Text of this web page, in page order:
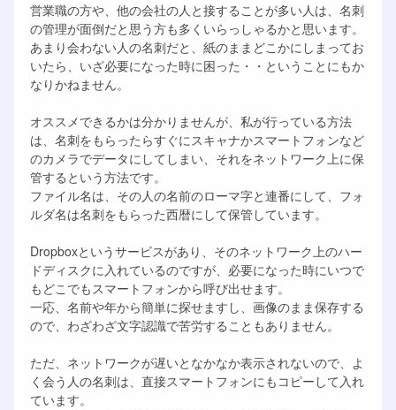
営業職の方や、他の会社の人と接することが多い人は、名刺
の管理が面倒だと思う方も多くいらっしゃるかと思います。
あまり会わない人の名刺だと、紙のままどこかにしまってお
いたら、いざ必要になった時に困った・・ということにもか
なりかねません。
オススメできるかは分かりませんが、私が行っている方法
は、名刺をもらったらすぐにスキャナかスマートフォンなど
のカメラでデータにしてしまい、それをネットワーク上に保
管するという方法です。
ファイル名は、その人の名前のローマ字と連番にして、フォ
ルダ名は名刺をもらった西暦にして保管しています。
Dropboxというサービスがあり、そのネットワーク上のハー
ドディスクに入れているのですが、必要になった時にいつで
もどこでもスマートフォンから呼び出せます。
一応、名前や年から簡単に探せますし、画像のまま保存する
ので、わざわざ文字認識で苦労することもありません。
ただ、ネットワークが遅いとなかなか表示されないので、よ
く会う人の名刺は、直接スマートフォンにもコピーして入れ
ています。